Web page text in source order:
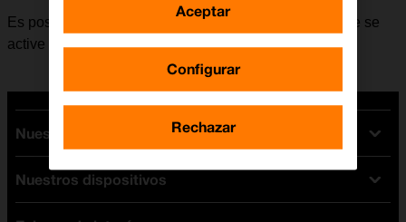
Es posible activar la pantalla del Apple Watch para que se
active automáticamente al levantar la muñeca.
Nuestras tarifas
Tarifas Orange
Tarifas fibra y móvil
Nuestros dispositivos
Configurar
Rechazar
Aceptar